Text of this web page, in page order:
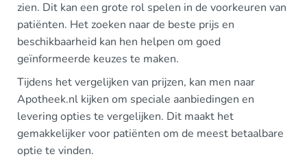
zien. Dit kan een grote rol spelen in de voorkeuren van
patiënten. Het zoeken naar de beste prijs en
beschikbaarheid kan hen helpen om goed
geïnformeerde keuzes te maken.
Tijdens het vergelijken van prijzen, kan men naar
Apotheek.nl kijken om speciale aanbiedingen en
levering opties te vergelijken. Dit maakt het
gemakkelijker voor patiënten om de meest betaalbare
optie te vinden.